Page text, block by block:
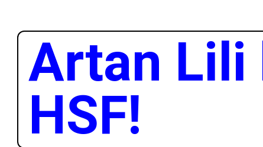
Artan Lili
HSF!